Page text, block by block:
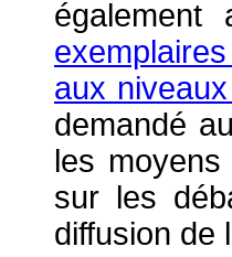
également
aux
demandé
les
sur les
diffusion de